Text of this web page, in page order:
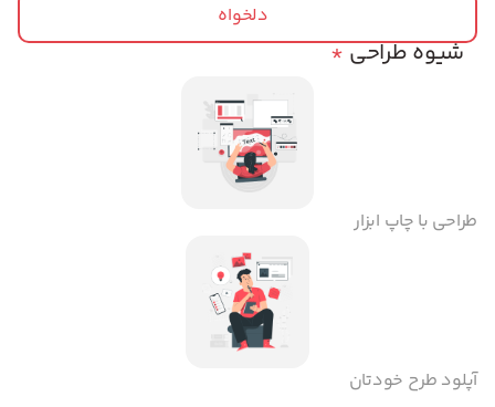
دلخواه
*شیوه طراحی
طراحی با چاپ ابزار
آپلود طرح خودتان